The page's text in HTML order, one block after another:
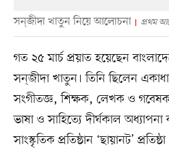
সন্‌জীদা খাতুন নিয়ে আলোচনা প্রথম
গত ২৫ মার্চ প্রয়াত হয়েছেন
সন্‌জীদা খাতুন। তিনি ছিলেন
সংগীতজ্ঞ, শিক্ষক, লেখক ও গবেষক।
ভাষা ও সাহিত্যে দীর্ঘকাল
সাংস্কৃতিক প্রতিষ্ঠান ‘ছায়ানট’